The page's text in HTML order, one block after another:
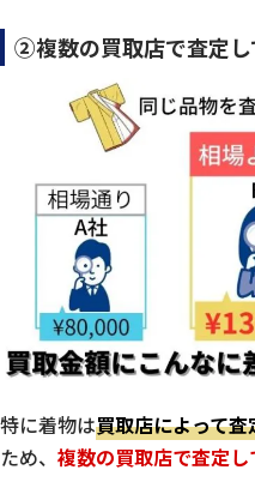
②複数の買取店で査定し
特に着物は買取店によって
ため、 複数の買取店で査定し